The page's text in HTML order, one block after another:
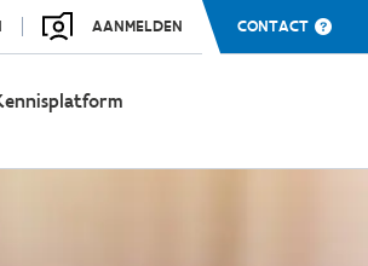
AANMELDEN CONTACT